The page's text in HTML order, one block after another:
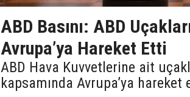
ABD Basını: ABD
Avrupa’ya Hareket Etti
ABD Hava Kuvvetlerine ait
kapsamında Avrupa’ya